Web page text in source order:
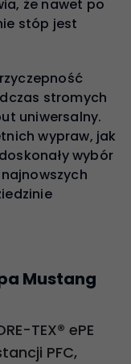
że nawet po
stóp jest
stromych
uniwersalny.
wypraw, jak
wybór
Mustang
TEX® ePE
PFC,